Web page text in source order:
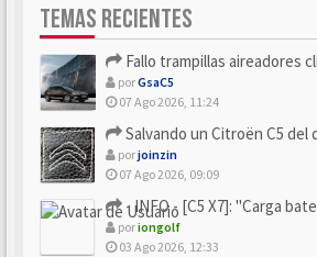
TEMAS RECIENTES
Fallo trampillas aireadores
porGsaC5
07 Ago 2026, 11:24
Salvando un Citroën C5 del desguace:
porjoinzin
07 Ago 2026, 09:09
- INFO - [C5 X7]: "Carga batería
poriongolf
03 Ago 2026, 12:33